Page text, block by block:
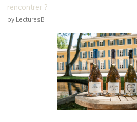
rencontrer ?
by LecturesB